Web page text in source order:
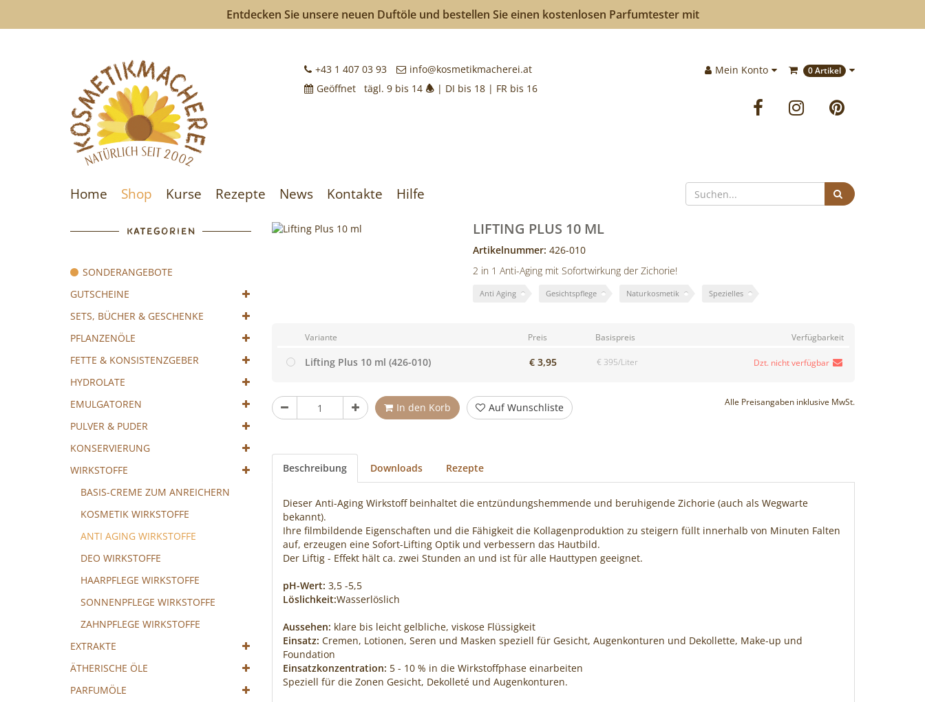
Entdecken Sie unsere neuen Duftöle und bestellen Sie einen kostenlosen Parfumtester mit
Kosmetikmacherei
Kosmetik
ist
so
einfach
bunte
Cocktails
mixen!
+43 1 407 03 93
info@kosmetikmacherei.at
Geöffnet tägl. 9 bis 14 🕭 | DI bis 18 | FR bis 16
Mein Konto
Im0 Artikel
FacebookInstagram
Home Shop Kurse Rezepte News Kontakte Hilfe Suchen
LIFTING PLUS 10 ML
Artikelnummer: 426-010
2 in 1 Anti-Aging mit Sofortwirkung der Zichorie!
Anti Aging Gesichtspflege Naturkosmetik Spezielles
Variante Preis Basispreis Verfügbarkeit
Lifting Plus 10 ml (426-010) € 3,95 € 395/Liter Dzt. nicht verfügbar
Stück In den Korb Auf Wunschliste Alle Preisangaben inklusive MwSt.
Beschreibung Downloads Rezepte
Dieser Anti-Aging Wirkstoff beinhaltet die entzündungshemmende und beruhigende Zichorie (auch als Wegwarte
bekannt).
Ihre filmbildende Eigenschaften und die Fähigkeit die Kollagenproduktion zu steigern füllt innerhalb von Minuten Falten
auf, erzeugen eine Sofort-Lifting Optik und verbessern das Hautbild.
Der Liftig - Effekt hält ca. zwei Stunden an und ist für alle Hauttypen geeignet.
pH-Wert: 3,5 -5,5
Löslichkeit:Wasserlöslich
Aussehen: klare bis leicht gelbliche, viskose Flüssigkeit
Einsatz: Cremen, Lotionen, Seren und Masken speziell für Gesicht, Augenkonturen und Dekollette, Make-up und
Foundation
Einsatzkonzentration: 5 - 10 % in die Wirkstoffphase einarbeiten
Speziell für die Zonen Gesicht, Dekolleté und Augenkonturen.
KATEGORIEN
SONDERANGEBOTE
GUTSCHEINE
SETS, BÜCHER & GESCHENKE
PFLANZENÖLE
FETTE & KONSISTENZGEBER
HYDROLATE
EMULGATOREN
PULVER & PUDER
KONSERVIERUNG
WIRKSTOFFE
BASIS-CREME ZUM ANREICHERN
KOSMETIK WIRKSTOFFE
ANTI AGING WIRKSTOFFE
DEO WIRKSTOFFE
HAARPFLEGE WIRKSTOFFE
SONNENPFLEGE WIRKSTOFFE
ZAHNPFLEGE WIRKSTOFFE
EXTRAKTE
ÄTHERISCHE ÖLE
PARFUMÖLE